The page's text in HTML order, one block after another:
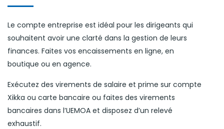
Le compte entreprise est idéal pour les dirigeants qui
souhaitent avoir une clarté dans la gestion de leurs
finances. Faites vos encaissements en ligne, en
boutique ou en agence.
Exécutez des virements de salaire et prime sur compte
Xikka ou carte bancaire ou faites des virements
bancaires dans l’UEMOA et disposez d’un relevé
exhaustif.